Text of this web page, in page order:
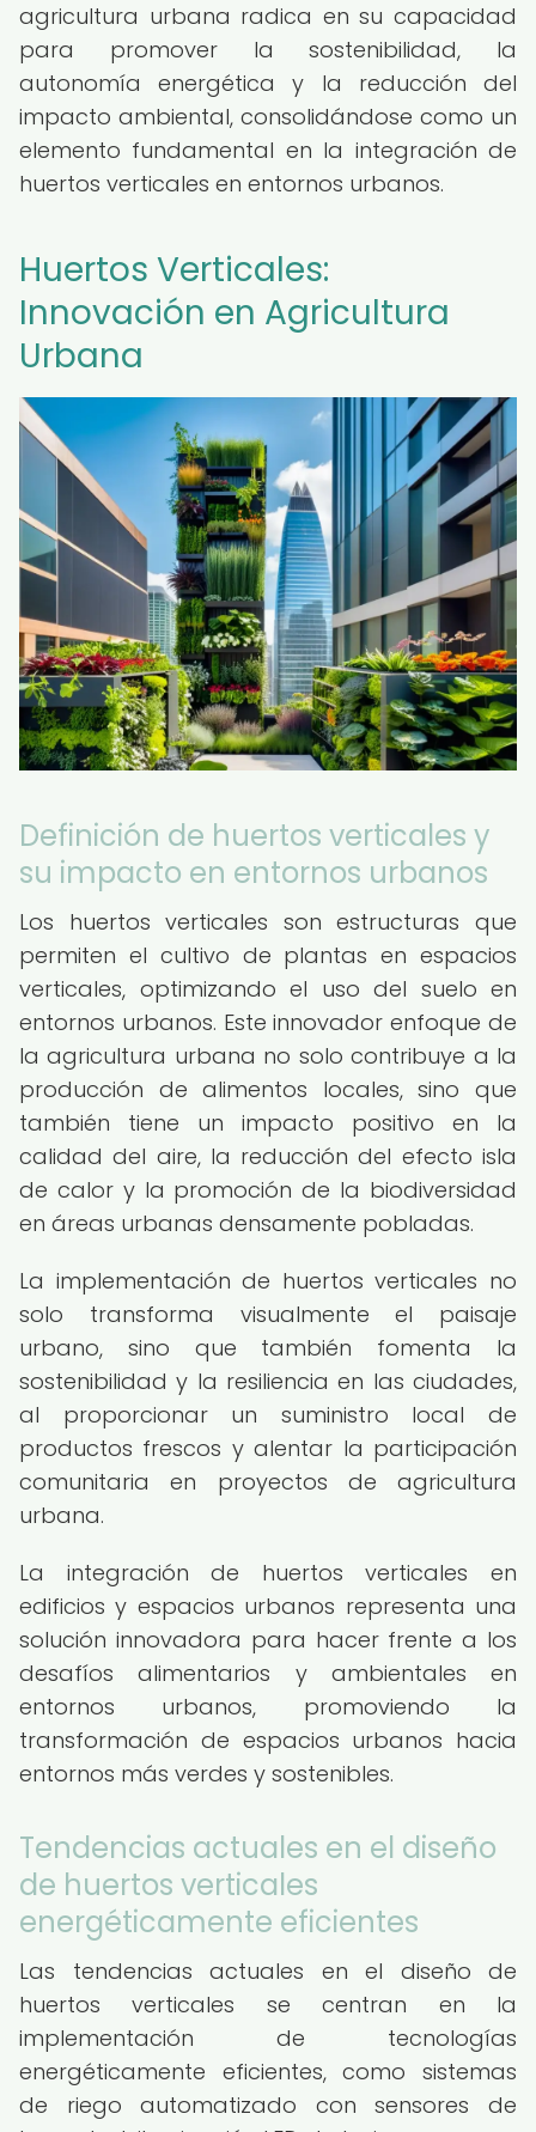
agricultura urbana radica en su capacidad
para promover la sostenibilidad, la
autonomía energética y la reducción del
impacto ambiental, consolidándose como un
elemento fundamental en la integración de
huertos verticales en entornos urbanos.
Huertos Verticales:
Innovación en Agricultura
Urbana
Definición de huertos verticales y
su impacto en entornos urbanos
Los huertos verticales son estructuras que
permiten el cultivo de plantas en espacios
verticales, optimizando el uso del suelo en
entornos urbanos. Este innovador enfoque de
la agricultura urbana no solo contribuye a la
producción de alimentos locales, sino que
también tiene un impacto positivo en la
calidad del aire, la reducción del efecto isla
de calor y la promoción de la biodiversidad
en áreas urbanas densamente pobladas.
La implementación de huertos verticales no
solo transforma visualmente el paisaje
urbano, sino que también fomenta la
sostenibilidad y la resiliencia en las ciudades,
al proporcionar un suministro local de
productos frescos y alentar la participación
comunitaria en proyectos de agricultura
urbana.
La integración de huertos verticales en
edificios y espacios urbanos representa una
solución innovadora para hacer frente a los
desafíos alimentarios y ambientales en
entornos urbanos, promoviendo la
transformación de espacios urbanos hacia
entornos más verdes y sostenibles.
Tendencias actuales en el diseño
de huertos verticales
energéticamente eficientes
Las tendencias actuales en el diseño de
huertos verticales se centran en la
implementación de tecnologías
energéticamente eficientes, como sistemas
de riego automatizado con sensores de